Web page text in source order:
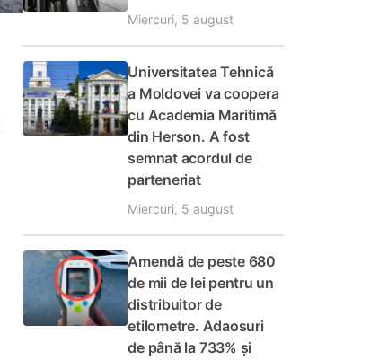
Miercuri, 5 august
Universitatea Tehnică
a Moldovei va coopera
cu Academia Maritimă
din Herson. A fost
semnat acordul de
parteneriat
Miercuri, 5 august
Amendă de peste 680
de mii de lei pentru un
distribuitor de
etilometre. Adaosuri
de până la 733% și